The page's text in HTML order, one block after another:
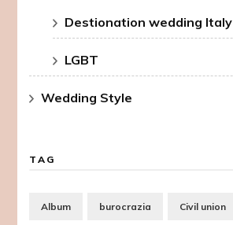
Destionation wedding Italy
LGBT
Wedding Style
TAG
Album burocrazia Civil union